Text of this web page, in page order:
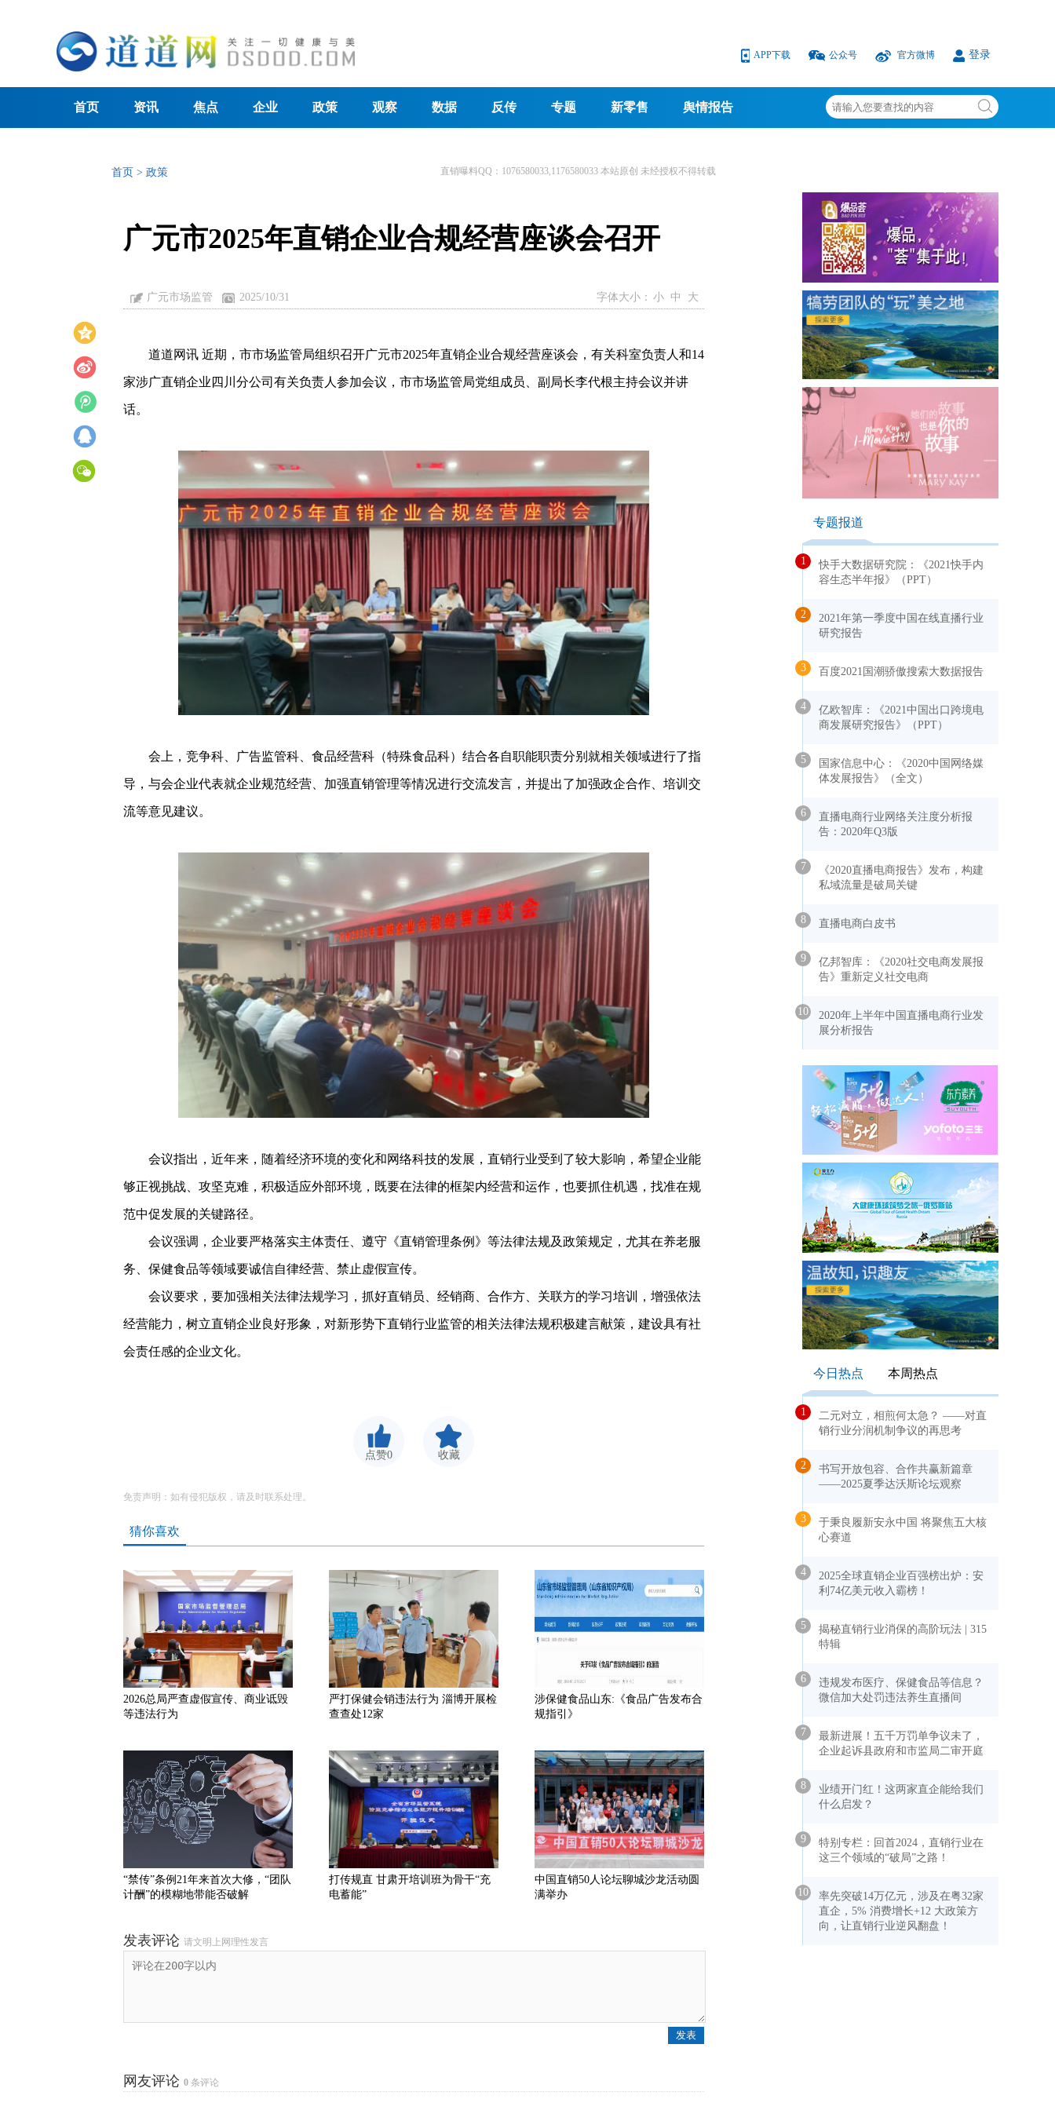
APP下载 公众号 官方微博 登录
首页 资讯 焦点 企业 政策 观察 数据 反传 专题 新零售 舆情报告
首页 > 政策 直销曝料QQ：1076580033,1176580033 本站原创 未经授权不得转载
广元市2025年直销企业合规经营座谈会召开
广元市场监管 2025/10/31 字体大小： 小 中 大
道道网讯 近期，市市场监管局组织召开广元市2025年直销企业合规经营座谈会，有关科室负责人和14
家涉广直销企业四川分公司有关负责人参加会议，市市场监管局党组成员、副局长李代根主持会议并讲
话。
会上，竞争科、广告监管科、食品经营科（特殊食品科）结合各自职能职责分别就相关领域进行了指
导，与会企业代表就企业规范经营、加强直销管理等情况进行交流发言，并提出了加强政企合作、培训交
流等意见建议。
会议指出，近年来，随着经济环境的变化和网络科技的发展，直销行业受到了较大影响，希望企业能
够正视挑战、攻坚克难，积极适应外部环境，既要在法律的框架内经营和运作，也要抓住机遇，找准在规
范中促发展的关键路径。
会议强调，企业要严格落实主体责任、遵守《直销管理条例》等法律法规及政策规定，尤其在养老服
务、保健食品等领域要诚信自律经营、禁止虚假宣传。
会议要求，要加强相关法律法规学习，抓好直销员、经销商、合作方、关联方的学习培训，增强依法
经营能力，树立直销企业良好形象，对新形势下直销行业监管的相关法律法规积极建言献策，建设具有社
会责任感的企业文化。
点赞0 收藏
免责声明：如有侵犯版权，请及时联系处理。
猜你喜欢
2026总局严查虚假宣传、商业诋毁
等违法行为
严打保健会销违法行为 淄博开展检
查查处12家
涉保健食品山东:《食品广告发布合
规指引》
“禁传”条例21年来首次大修，“团队
计酬”的模糊地带能否破解
打传规直 甘肃开培训班为骨干“充
电蓄能”
中国直销50人论坛聊城沙龙活动圆
满举办
发表评论 请文明上网理性发言
网友评论 0 条评论
专题报道
1
快手大数据研究院：《2021快手内
容生态半年报》（PPT）
2
2021年第一季度中国在线直播行业
研究报告
3 百度2021国潮骄傲搜索大数据报告
4
亿欧智库：《2021中国出口跨境电
商发展研究报告》（PPT）
5
国家信息中心：《2020中国网络媒
体发展报告》（全文）
6
直播电商行业网络关注度分析报
告：2020年Q3版
7
《2020直播电商报告》发布，构建
私域流量是破局关键
8 直播电商白皮书
9
亿邦智库：《2020社交电商发展报
告》重新定义社交电商
10
2020年上半年中国直播电商行业发
展分析报告
今日热点 本周热点
1
二元对立，相煎何太急？ ——对直
销行业分润机制争议的再思考
2
书写开放包容、合作共赢新篇章
——2025夏季达沃斯论坛观察
3
于秉良履新安永中国 将聚焦五大核
心赛道
4
2025全球直销企业百强榜出炉：安
利74亿美元收入霸榜！
5
揭秘直销行业消保的高阶玩法 | 315
特辑
6
违规发布医疗、保健食品等信息？
微信加大处罚违法养生直播间
7
最新进展！五千万罚单争议未了，
企业起诉县政府和市监局二审开庭
8
业绩开门红！这两家直企能给我们
什么启发？
9
特别专栏：回首2024，直销行业在
这三个领域的“破局”之路！
10
率先突破14万亿元，涉及在粤32家
直企，5% 消费增长+12 大政策方
向，让直销行业逆风翻盘！